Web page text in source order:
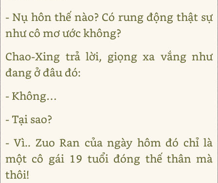
- Nụ hôn thế nào? Có rung động thật sự
như cô mơ ước không?
Chao-Xing trả lời, giọng xa vắng như
đang ở đâu đó:
- Không…
- Tại sao?
- Vì.. Zuo Ran của ngày hôm đó chỉ là
một cô gái 19 tuổi đóng thế thân mà
thôi!